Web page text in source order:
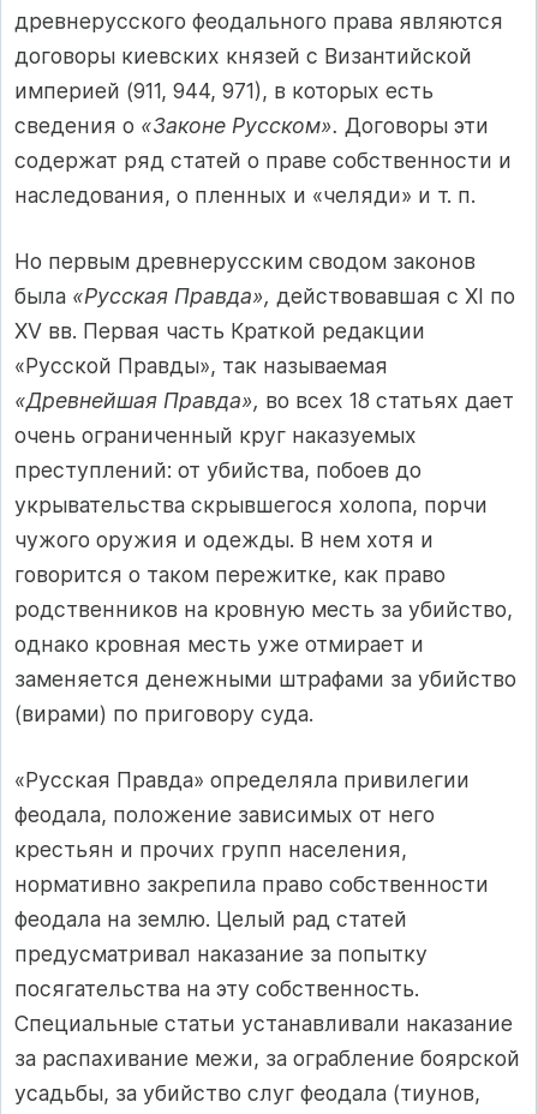
древнерусского феодального права являются
договоры киевских князей с Византийской
империей (911, 944, 971), в которых есть
сведения о «Законе Русском». Договоры эти
содержат ряд статей о праве собственности и
наследования, о пленных и «челяди» и т. п.
Но первым древнерусским сводом законов
была «Русская Правда», действовавшая с XI по
XV вв. Первая часть Краткой редакции
«Русской Правды», так называемая
«Древнейшая Правда», во всех 18 статьях дает
очень ограниченный круг наказуемых
преступлений: от убийства, побоев до
укрывательства скрывшегося холопа, порчи
чужого оружия и одежды. В нем хотя и
говорится о таком пережитке, как право
родственников на кровную месть за убийство,
однако кровная месть уже отмирает и
заменяется денежными штрафами за убийство
(вирами) по приговору суда.
«Русская Правда» определяла привилегии
феодала, положение зависимых от него
крестьян и прочих групп населения,
нормативно закрепила право собственности
феодала на землю. Целый рад статей
предусматривал наказание за попытку
посягательства на эту собственность.
Специальные статьи устанавливали наказание
за распахивание межи, за ограбление боярской
усадьбы, за убийство слуг феодала (тиунов,